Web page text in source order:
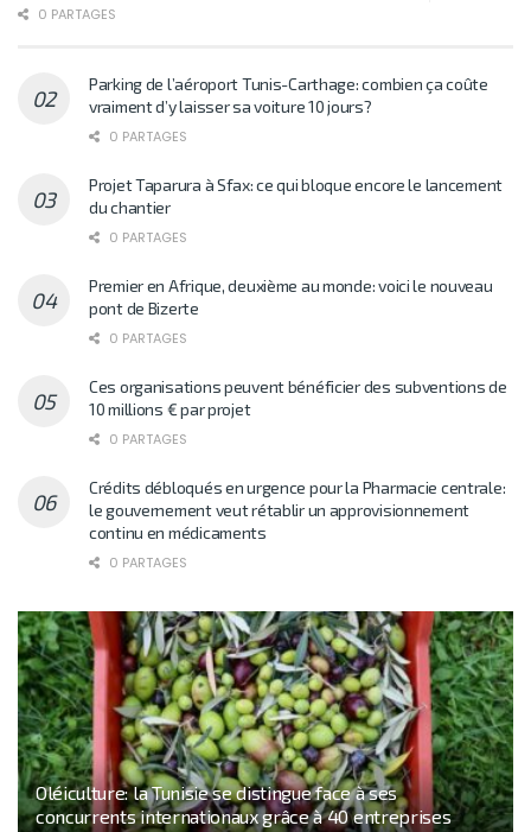
0 PARTAGES
Parking de l’aéroport Tunis-Carthage: combien ça coûte
vraiment d’y laisser sa voiture 10 jours?
0 PARTAGES
Projet Taparura à Sfax: ce qui bloque encore le lancement
du chantier
0 PARTAGES
Premier en Afrique, deuxième au monde: voici le nouveau
pont de Bizerte
0 PARTAGES
Ces organisations peuvent bénéficier des subventions de
10 millions € par projet
0 PARTAGES
Crédits débloqués en urgence pour la Pharmacie centrale:
le gouvernement veut rétablir un approvisionnement
continu en médicaments
0 PARTAGES
Oléiculture: la Tunisie se distingue face à ses
concurrents internationaux grâce à 40 entreprises